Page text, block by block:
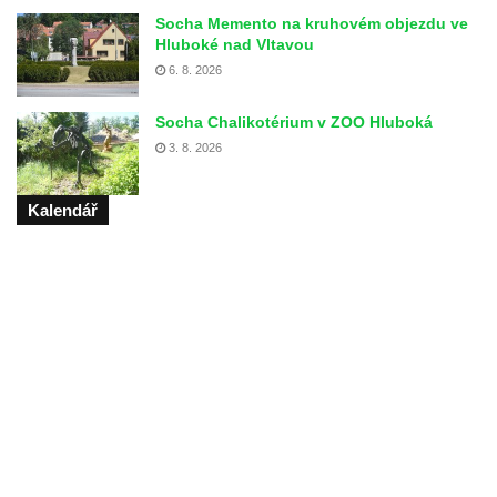
Socha Memento na kruhovém objezdu ve
Hluboké nad Vltavou
6. 8. 2026
Socha Chalikotérium v ZOO Hluboká
3. 8. 2026
Kalendář